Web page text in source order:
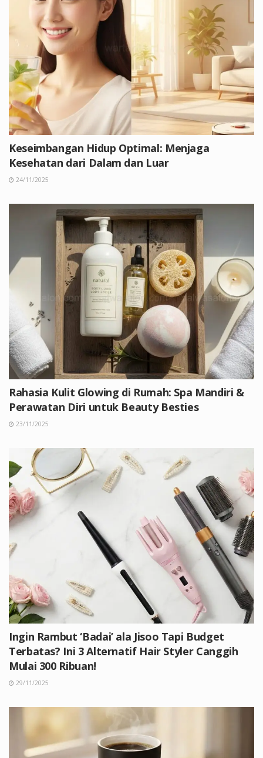
Keseimbangan Hidup Optimal: Menjaga
Kesehatan dari Dalam dan Luar
24/11/2025
Rahasia Kulit Glowing di Rumah: Spa Mandiri &
Perawatan Diri untuk Beauty Besties
23/11/2025
Ingin Rambut ‘Badai’ ala Jisoo Tapi Budget
Terbatas? Ini 3 Alternatif Hair Styler Canggih
Mulai 300 Ribuan!
29/11/2025